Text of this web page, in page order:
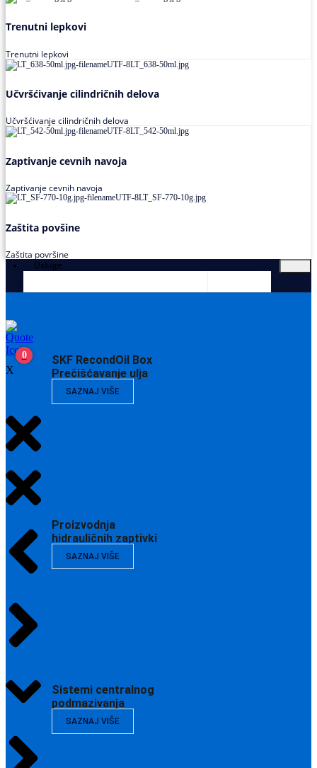
Trenutni lepkovi
Trenutni lepkovi
Učvršćivanje cilindričnih delova
Učvršćivanje cilindričnih delova
Zaptivanje cevnih navoja
Zaptivanje cevnih navoja
Zaštita povšine
Zaštita površine
Usluge
SKF RecondOil Box
Prečišćavanje ulja
SAZNAJ VIŠE
Proizvodnja
hidrauličnih zaptivki
SAZNAJ VIŠE
Sistemi centralnog
podmazivanja
SAZNAJ VIŠE
0
X